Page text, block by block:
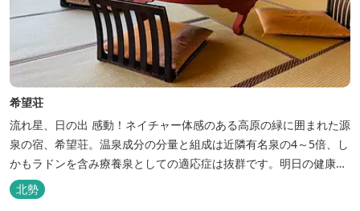
希望荘
流れ星、日の出 感動！ネイチャー体感のある高原の緑に囲まれた源
泉の宿、希望荘。温泉成分の分量と組成は近隣有名泉の4～5倍、し
かもラドンを含み療養泉としての適応症は抜群です。明日の健康
に、ご宿泊はもちろん日帰り入浴もお気軽にお立ち寄り下さい。 熱
気浴ラドンの泉も新たにオープン！ぜひご利用ください。
北勢